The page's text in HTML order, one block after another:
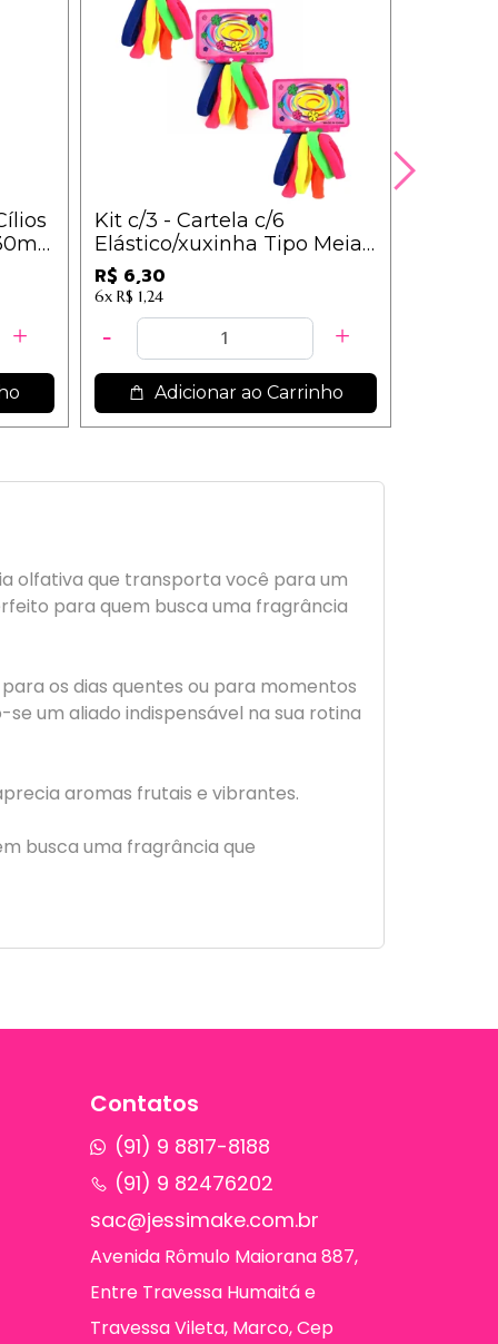
Kit c/3 - Cartela c/6
Elástico/xuxinha Tipo Meia
Cores Sortidas - IM / 2,10
R$ 6,30
6x R$ 1,24
Adicionar ao Carrinho
olfativa que transporta você para um
para quem busca uma fragrância
os dias quentes ou para momentos
um aliado indispensável na sua rotina
aromas frutais e vibrantes.
busca uma fragrância que
Contatos
(91) 9 8817-8188
(91) 9 82476202
sac@jessimake.com.br
Avenida Rômulo Maiorana 887,
Entre Travessa Humaitá e
Travessa Vileta, Marco, Cep